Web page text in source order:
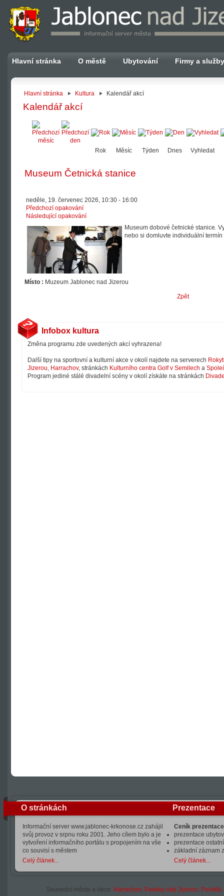
Hlavní stránka O městě Ubytování Firmy a služby
Hlavní stránka Kultura Kalendář akcí
Kalendář akcí
Rok Měsíc Týden Dnes Vyhledat
Museum Četnická stanice
neděle, 19. červenec 2026, 10:30 - 16:00
Předchozí opakování
Následující opakování
Museum dobové četnické stanice.
nebo si domluvte individuální
Místo : Muzeum Jablonec nad Jizerou
Zpět
Infobox kultura
Změna programu zde uvedených akcí vyhrazena!
Další tipy na sportovní a kulturní akce v okolí najdete na serverech
Jizerou, Harrachov, stránkách Kulturního centra Golf v Semilech a
Program jediné stálé divadelní scény v okolí získáte na stránkách
O stránkách
Informační server www.jablonec-krkonose.cz zahájil
svůj provoz v srpnu roku 2001. Jeho cílem bylo a je
vytvoření informačního portálu s propojením na vše
co souvisí s městem
Celý článek...
Prezentace
Ceník
prezentace
prezentace
základní záznam
Celý článek...
Sousední města a obce: Harrachov, Paseky nad Jizerou, Poniklá,